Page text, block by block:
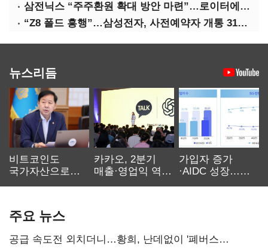
삼전닉스 “주주환원 확대 방안 마련”…로이터에 성명 보내
“Z8 폴드 흥행”…삼성전자, 사전예약자 개통 31일까지 연장
뉴스리듬
비트코인도
국가자산으로…'
카카오, 2분기
매출·영업익 역대
가입자 증가
·AIDC 성장…
주요 뉴스
공급 속도전 외치더니…황희, 난데없이 '폐버스